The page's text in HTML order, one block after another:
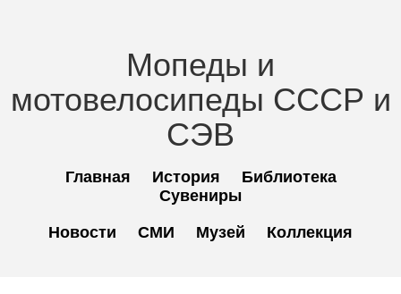
Мопеды и
мотовелосипеды СССР и
СЭВ
Главная История
Библиотека
Сувениры
Новости
СМИ Музей Коллекция